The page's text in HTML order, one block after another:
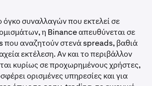
συναλλαγών που εκτελεί σε
η Binance απευθύνεται σε
που αναζητούν στενά spreads, βαθιά
εκτέλεση. Αν και το περιβάλλον
κυρίως σε προχωρημένους χρήστες,
ορισμένες υπηρεσίες και για